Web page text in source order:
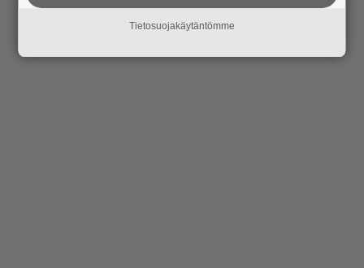
Tietosuojakäytäntömme